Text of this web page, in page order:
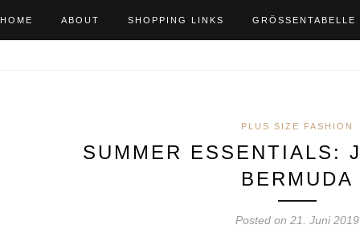
HOME ABOUT SHOPPING LINKS GRÖSSENTABELLE
PLUS SIZE FASHION
SUMMER ESSENTIALS:
BERMUDA
Posted on 21. Juni 2019